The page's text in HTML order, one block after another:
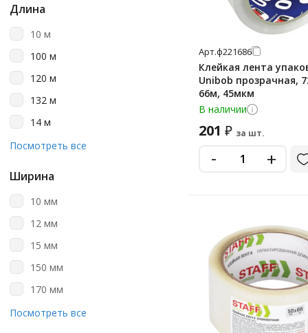
стреппинг лента
упаковочная
упаковочная в наборе
Длина
10 м
100 м
120 м
132 м
14 м
150 м
50 м
Посмотреть все
Ширина
10 мм
12 мм
15 мм
150 мм
170 мм
19 мм
Посмотреть все
Арт.ф221686
Клейкая лента
Unibob прозрачная,
66м, 45мкм
В наличии
201 ₽ за шт.
- +